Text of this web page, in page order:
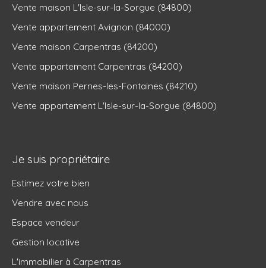
Vente maison L'Isle-sur-la-Sorgue (84800)
Vente appartement Avignon (84000)
Vente maison Carpentras (84200)
Vente appartement Carpentras (84200)
Vente maison Pernes-les-Fontaines (84210)
Vente appartement L'Isle-sur-la-Sorgue (84800)
Je suis propriétaire
Estimez votre bien
Vendre avec nous
Espace vendeur
Gestion locative
L'immobilier à Carpentras